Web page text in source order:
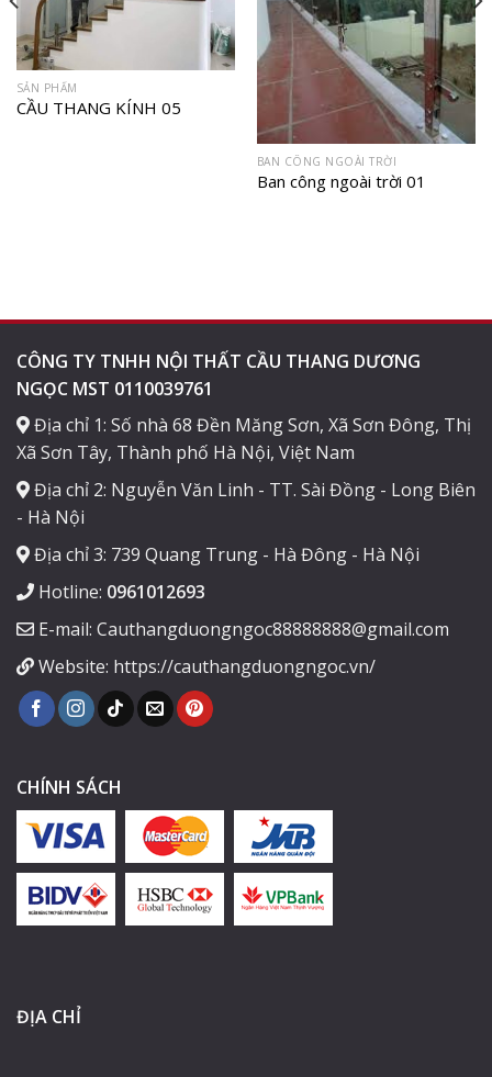
SẢN PHẨM
CẦU THANG KÍNH 05
BAN CÔNG NGOÀI TRỜI
Ban công ngoài trời 01
CÔNG TY TNHH NỘI THẤT CẦU THANG DƯƠNG
NGỌC MST 0110039761
Địa chỉ 1: Số nhà 68 Đền Măng Sơn, Xã Sơn Đông, Thị
Xã Sơn Tây, Thành phố Hà Nội, Việt Nam
Địa chỉ 2: Nguyễn Văn Linh - TT. Sài Đồng - Long Biên
- Hà Nội
Địa chỉ 3: 739 Quang Trung - Hà Đông - Hà Nội
Hotline: 0961012693
E-mail: Cauthangduongngoc88888888@gmail.com
Website: https://cauthangduongngoc.vn/
CHÍNH SÁCH
ĐỊA CHỈ